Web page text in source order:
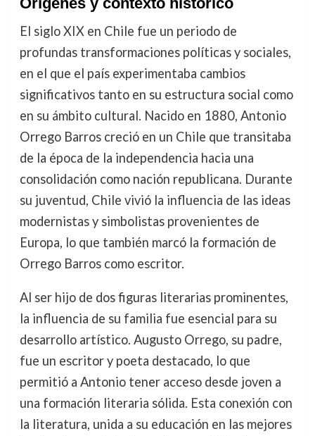
El siglo XIX en Chile fue un periodo de
profundas transformaciones políticas y sociales,
en el que el país experimentaba cambios
significativos tanto en su estructura social como
en su ámbito cultural. Nacido en 1880, Antonio
Orrego Barros creció en un Chile que transitaba
de la época de la independencia hacia una
consolidación como nación republicana. Durante
su juventud, Chile vivió la influencia de las ideas
modernistas y simbolistas provenientes de
Europa, lo que también marcó la formación de
Orrego Barros como escritor.
Al ser hijo de dos figuras literarias prominentes,
la influencia de su familia fue esencial para su
desarrollo artístico. Augusto Orrego, su padre,
fue un escritor y poeta destacado, lo que
permitió a Antonio tener acceso desde joven a
una formación literaria sólida. Esta conexión con
la literatura, unida a su educación en las mejores